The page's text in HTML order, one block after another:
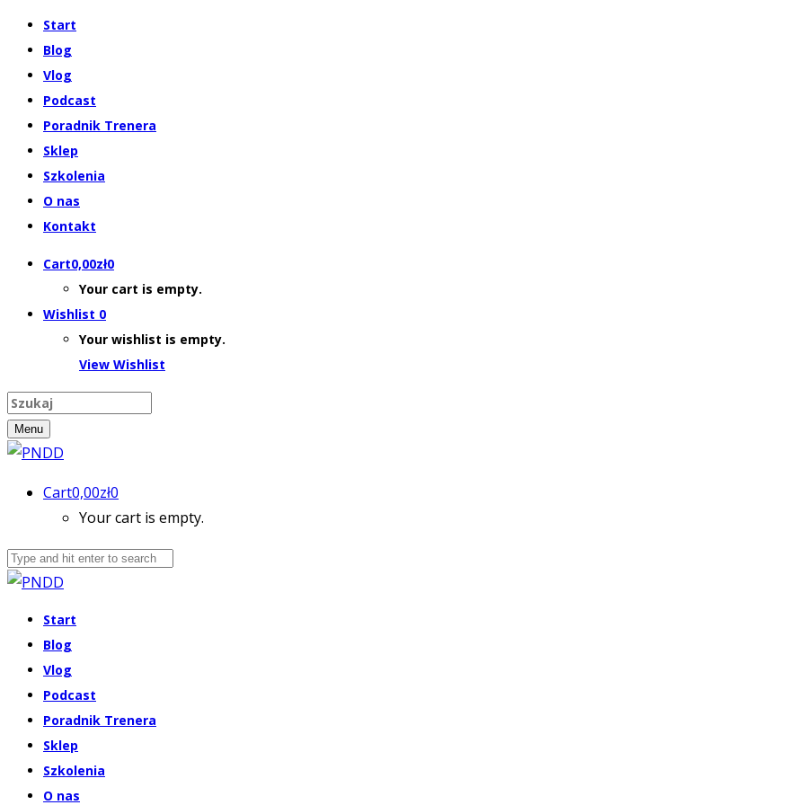
Start
Blog
Vlog
Podcast
Poradnik Trenera
Sklep
Szkolenia
O nas
Kontakt
Cart0,00zł0
Your cart is empty.
Wishlist 0
Your wishlist is empty.
View Wishlist
Menu
Cart0,00zł0
Your cart is empty.
Start
Blog
Vlog
Podcast
Poradnik Trenera
Sklep
Szkolenia
O nas